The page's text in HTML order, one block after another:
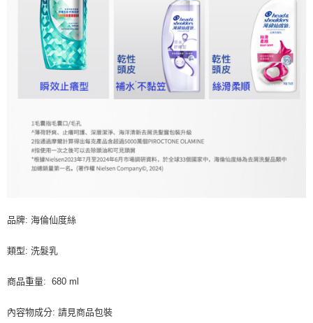
品牌: 海倫仙度絲
類型: 洗髮乳
商品重量: 680 ml
內容物成分: 請見商品包裝